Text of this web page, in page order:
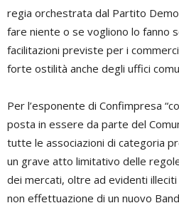
regia orchestrata dal Partito
fare niente o se vogliono lo fanno
facilitazioni previste per i
forte ostilità anche degli uffici
Per l’esponente di Confimpresa
posta in essere da parte del
tutte le associazioni di categoria
un grave atto limitativo delle
dei mercati, oltre ad evidenti
non effettuazione di un nuovo